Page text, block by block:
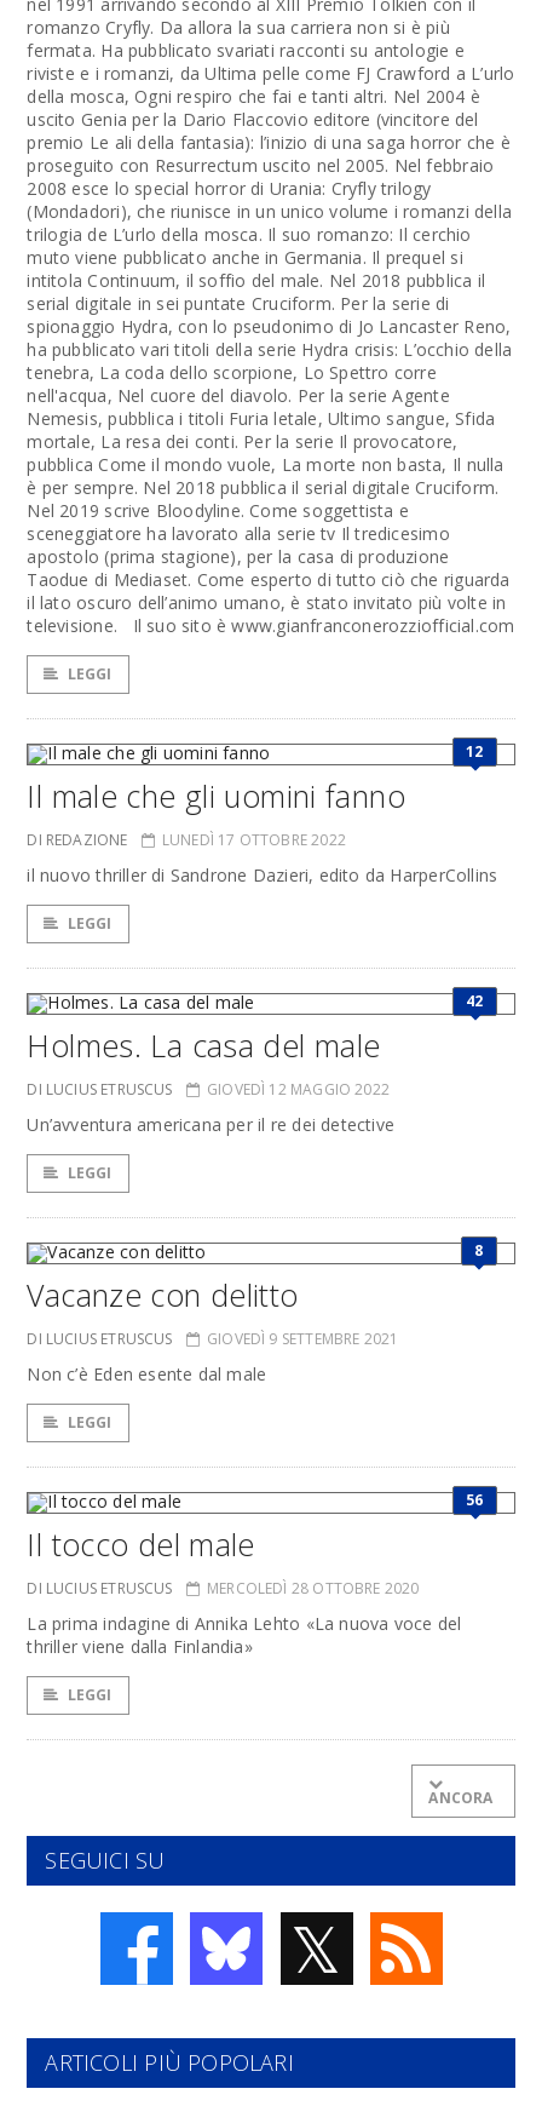
romanzo Cryfly. Da allora la sua carriera non si è più
fermata. Ha pubblicato svariati racconti su antologie e
riviste e i romanzi, da Ultima pelle come FJ Crawford a L’urlo
della mosca, Ogni respiro che fai e tanti altri. Nel 2004 è
uscito Genia per la Dario Flaccovio editore (vincitore del
premio Le ali della fantasia): l’inizio di una saga horror che è
proseguito con Resurrectum uscito nel 2005. Nel febbraio
2008 esce lo special horror di Urania: Cryfly trilogy
(Mondadori), che riunisce in un unico volume i romanzi della
trilogia de L’urlo della mosca. Il suo romanzo: Il cerchio
muto viene pubblicato anche in Germania. Il prequel si
intitola Continuum, il soffio del male. Nel 2018 pubblica il
serial digitale in sei puntate Cruciform. Per la serie di
spionaggio Hydra, con lo pseudonimo di Jo Lancaster Reno,
ha pubblicato vari titoli della serie Hydra crisis: L’occhio della
tenebra, La coda dello scorpione, Lo Spettro corre
nell'acqua, Nel cuore del diavolo. Per la serie Agente
Nemesis, pubblica i titoli Furia letale, Ultimo sangue, Sfida
mortale, La resa dei conti. Per la serie Il provocatore,
pubblica Come il mondo vuole, La morte non basta, Il nulla
è per sempre. Nel 2018 pubblica il serial digitale Cruciform.
Nel 2019 scrive Bloodyline. Come soggettista e
sceneggiatore ha lavorato alla serie tv Il tredicesimo
apostolo (prima stagione), per la casa di produzione
Taodue di Mediaset. Come esperto di tutto ciò che riguarda
il lato oscuro dell’animo umano, è stato invitato più volte in
televisione. Il suo sito è www.gianfranconerozziofficial.com
LEGGI
12
Il male che gli uomini fanno
DI REDAZIONE LUNEDÌ 17 OTTOBRE 2022
il nuovo thriller di Sandrone Dazieri, edito da HarperCollins
LEGGI
42
Holmes. La casa del male
DI LUCIUS ETRUSCUS GIOVEDÌ 12 MAGGIO 2022
Un’avventura americana per il re dei detective
LEGGI
8
Vacanze con delitto
DI LUCIUS ETRUSCUS GIOVEDÌ 9 SETTEMBRE 2021
Non c’è Eden esente dal male
LEGGI
56
Il tocco del male
DI LUCIUS ETRUSCUS MERCOLEDÌ 28 OTTOBRE 2020
La prima indagine di Annika Lehto «La nuova voce del
thriller viene dalla Finlandia»
LEGGI
ANCORA
SEGUICI SU
𝕏
ARTICOLI PIÙ POPOLARI